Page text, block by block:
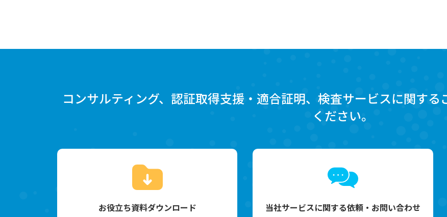
コンサルティング、認証取得支援・適合証明、検査サービスに関す
ください。
お役立ち資料ダウンロード
当社サービスに関する依頼・お問い合わせ